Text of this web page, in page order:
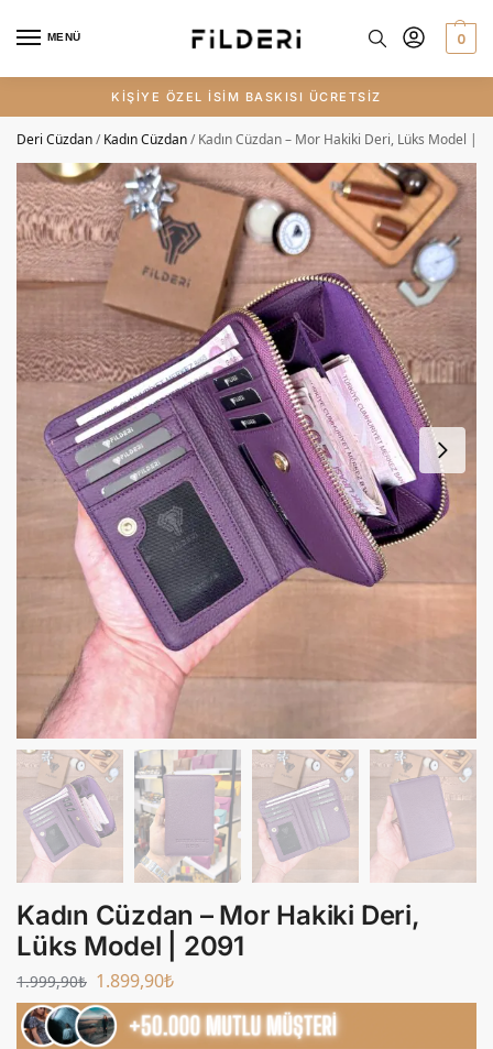
MENÜ 0
KİŞİYE ÖZEL İSİM BASKISI ÜCRETSİZ
Deri Cüzdan/Kadın Cüzdan/Kadın Cüzdan – Mor Hakiki Deri, Lüks Model |
Kadın Cüzdan – Mor Hakiki Deri,
Lüks Model | 2091
1.999,90₺ 1.899,90₺